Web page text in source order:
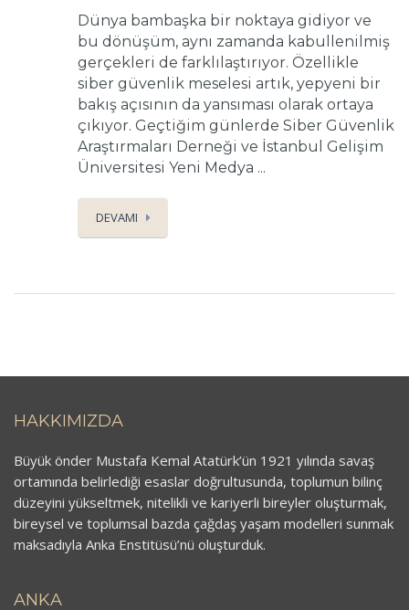
Dünya bambaşka bir noktaya gidiyor ve
bu dönüşüm, aynı zamanda kabullenilmiş
gerçekleri de farklılaştırıyor. Özellikle
siber güvenlik meselesi artık, yepyeni bir
bakış açısının da yansıması olarak ortaya
çıkıyor. Geçtiğim günlerde Siber Güvenlik
Araştırmaları Derneği ve İstanbul Gelişim
Üniversitesi Yeni Medya ...
DEVAMI
HAKKIMIZDA
Büyük önder Mustafa Kemal Atatürk’ün 1921 yılında savaş
ortamında belirlediği esaslar doğrultusunda, toplumun bilinç
düzeyini yükseltmek, nitelikli ve kariyerli bireyler oluşturmak,
bireysel ve toplumsal bazda çağdaş yaşam modelleri sunmak
maksadıyla Anka Enstitüsü’nü oluşturduk.
ANKA